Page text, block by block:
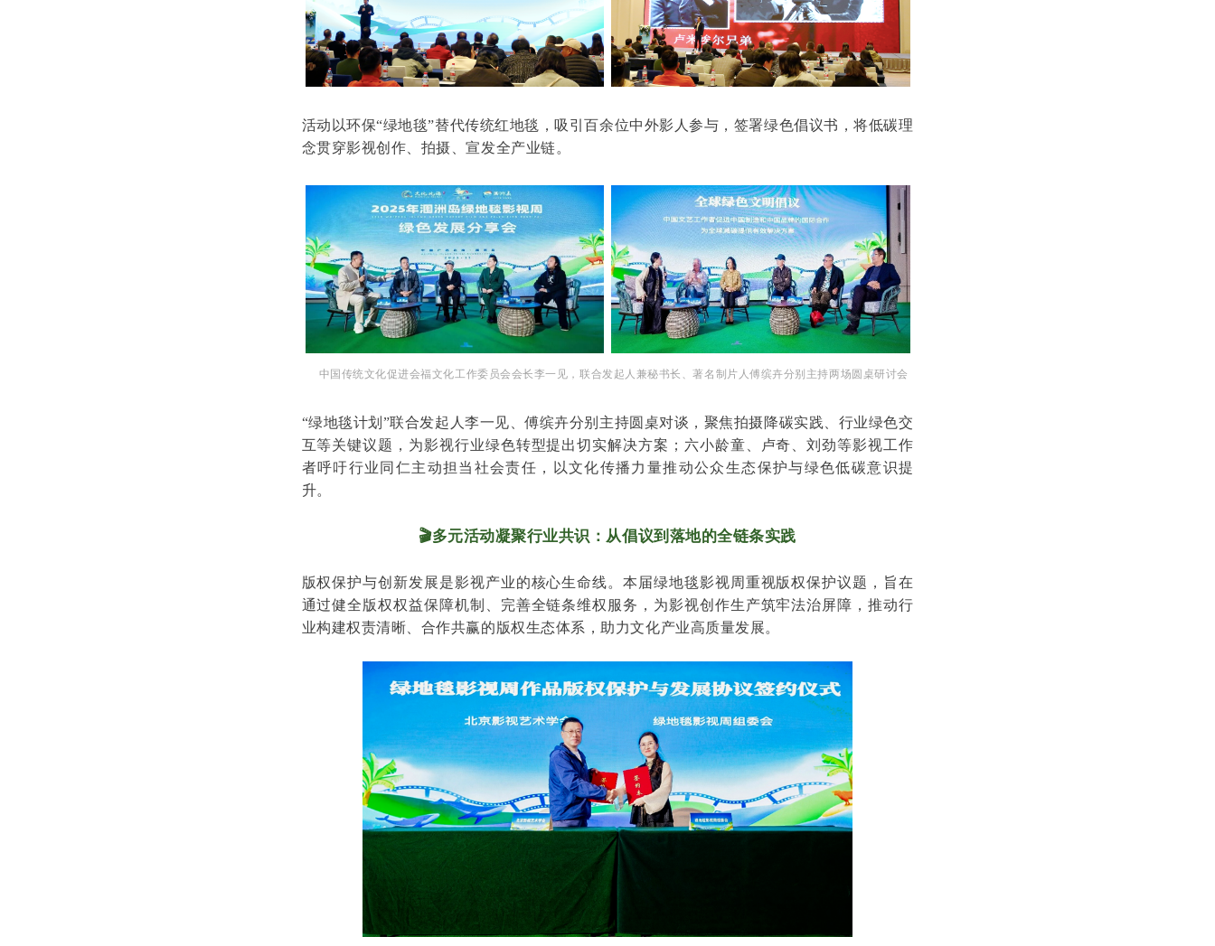
活动以环保“绿地毯”替代传统红地毯，吸引百余位中外影人参与，签署绿色倡议书，将低碳理
念贯穿影视创作、拍摄、宣发全产业链。
中国传统文化促进会福文化工作委员会会长李一见，联合发起人兼秘书长、著名制片人傅缤卉分别主持两场圆桌研讨会
“绿地毯计划 ”联合发起人李一见、傅缤卉分别主持圆桌对谈，聚焦拍摄降碳实践、行业绿色交
互等关键议题，为影视行业绿色转型提出切实解决方案；六小龄童、卢奇、刘劲等影视工作
者呼吁行业同仁主动担当社会责任，以文化传播力量推动公众生态保护与绿色低碳意识提
升。
🎬多元活动凝聚行业共识：从倡议到落地的全链条实践
版权保护与创新发展是影视产业的核心生命线。本届绿地毯影视周重视版权保护议题，旨在
通过健全版权权益保障机制、完善全链条维权服务，为影视创作生产筑牢法治屏障，推动行
业构建权责清晰、合作共赢的版权生态体系，助力文化产业高质量发展。